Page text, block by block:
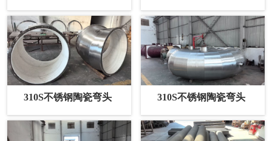
310S不锈钢陶瓷弯头 310S不锈钢陶瓷弯头